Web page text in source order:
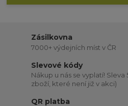
Zásilkovna
7000+ výdejních míst v ČR
Slevové kódy
Nákup u nás se vyplatí! Sleva
zboží, které není již v akci)
QR platba